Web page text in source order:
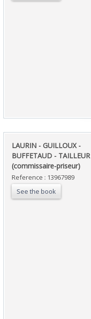
‎LAURIN - GUILLOUX -
BUFFETAUD - TAILLEUR
(commissaire-priseur)‎
Reference : 13967989
See the book